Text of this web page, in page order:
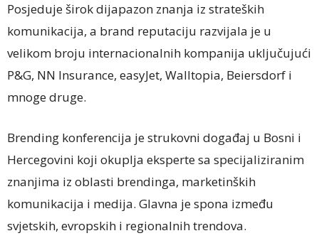
Posjeduje širok dijapazon znanja iz strateških
komunikacija, a brand reputaciju razvijala je u
velikom broju internacionalnih kompanija uključujući
P&G, NN Insurance, easyJet, Walltopia, Beiersdorf i
mnoge druge.
Brending konferencija je strukovni događaj u Bosni i
Hercegovini koji okuplja eksperte sa specijaliziranim
znanjima iz oblasti brendinga, marketinških
komunikacija i medija. Glavna je spona između
svjetskih, evropskih i regionalnih trendova.